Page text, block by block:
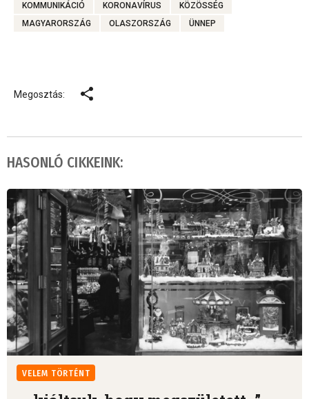
KOMMUNIKÁCIÓ
KORONAVÍRUS
KÖZÖSSÉG
MAGYARORSZÁG
OLASZORSZÁG ÜNNEP
Megosztás:
HASONLÓ CIKKEINK:
VELEM TÖRTÉNT